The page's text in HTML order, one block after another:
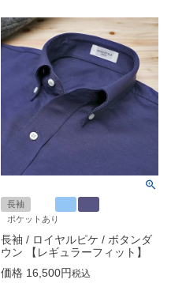
長袖
ポケットあり
長袖 / ロイヤルピケ / ボタンダ
ウン 【レギュラーフィット】
価格 16,500 税込